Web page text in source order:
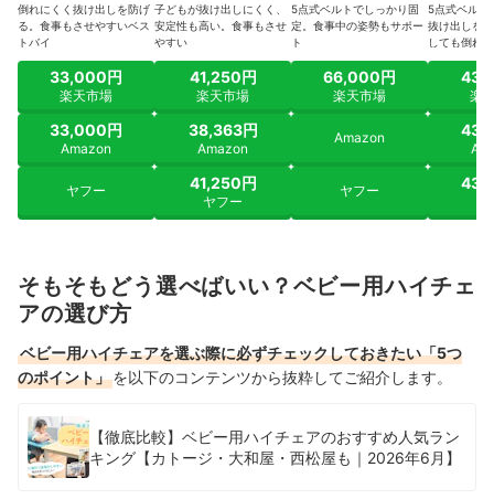
倒れにくく抜け出しを防げ
る。食事もさせやすいベス
トバイ
33,000円
楽天市場
33,000円
Amazon
ヤフー
子どもが抜け出しにくく、
安定性も高い。食事もさせ
やすい
41,250円
楽天市場
38,363円
Amazon
41,250円
ヤフー
5点式ベルトでしっかり固
定。食事中の姿勢もサポー
ト
66,000円
楽天市場
Amazon
ヤフー
5点式ベルト
抜け出しを
しても倒れ
楽
そもそもどう選べばいい？ベビー用ハイチェ
アの選び方
ベビー用ハイチェアを選ぶ際に必ずチェックしておきたい「5つ
のポイント」を以下のコンテンツから抜粋してご紹介します。
【徹底比較】ベビー用ハイチェアのおすすめ人気ラン
キング【カトージ・大和屋・西松屋も｜2026年6月】